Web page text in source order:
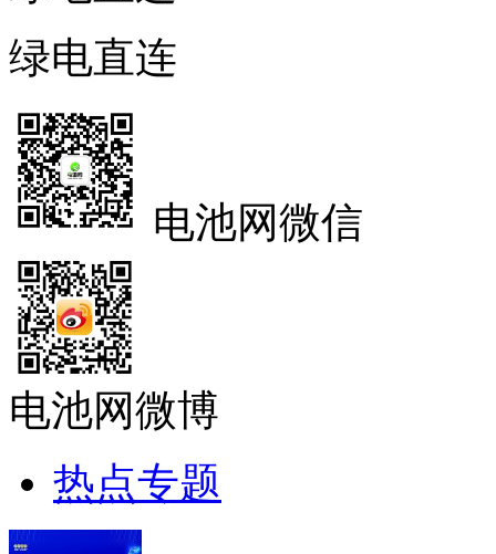
绿电直连
电池网微信
电池网微博
热点专题